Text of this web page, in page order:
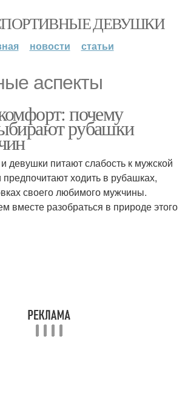
СПОРТИВНЫЕ ДЕВУШКИ
новости статьи
аспекты
почему
рубашки
питают слабость к мужской
ходить в рубашках,
своего любимого мужчины.
вместе разобраться в природе этого